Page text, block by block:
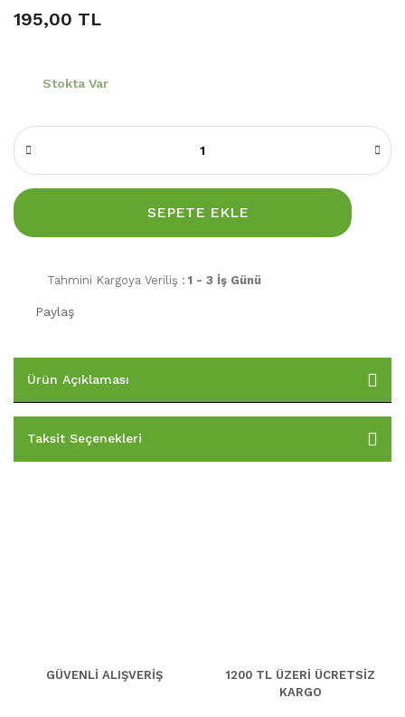
195,00 TL
Stokta Var
SEPETE EKLE
Tahmini Kargoya Veriliş : 1 - 3 İş Günü
Paylaş
Ürün Açıklaması
Taksit Seçenekleri
GÜVENLİ ALIŞVERİŞ
1200 TL ÜZERİ ÜCRETSİZ
KARGO